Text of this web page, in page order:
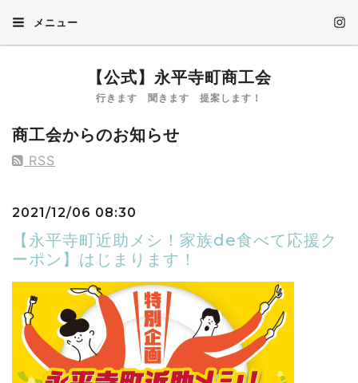
メニュー
【公式】永平寺町商工会
行きます 聞きます 提案します！
商工会からのお知らせ
RSS
2021/12/06 08:30
【永平寺町近助メシ！家族de食べて応援ク
ーポン】はじまります！